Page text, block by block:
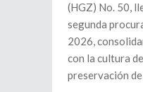
(HGZ) No. 50,
segunda
2026,
con la cultura
preservación